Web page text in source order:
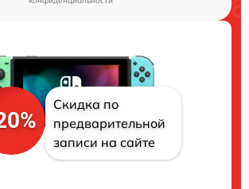
Скидка по
предварительной
записи на сайте